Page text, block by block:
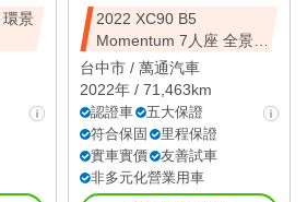
環景
2022 XC90 B5
Momentum 7人座 全景天
窗
台中市 / 萬通汽車
2022年 / 71,463km
認證車
五大保證
符合保固
里程保證
實車實價
友善試車
非多元化營業用車